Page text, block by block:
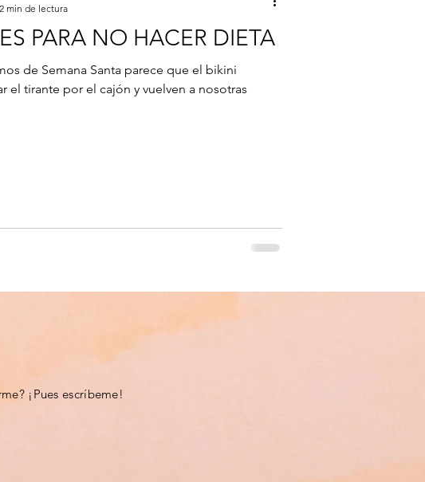
PARA NO HACER DIETA
de Semana Santa parece que el bikini
el tirante por el cajón y vuelven a nosotras
2 min de lectura
¡Pues escríbeme!